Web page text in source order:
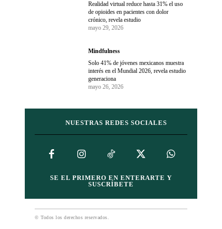
Realidad virtual reduce hasta 31% el uso
de opioides en pacientes con dolor
crónico, revela estudio
mayo 29, 2026
Mindfulness
Solo 41% de jóvenes mexicanos muestra
interés en el Mundial 2026, revela estudio
generaciona
mayo 26, 2026
NUESTRAS REDES SOCIALES
SE EL PRIMERO EN ENTERARTE Y
SUSCRÍBETE
© Todos los derechos reservados.